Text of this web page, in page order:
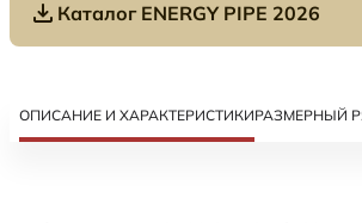
Каталог ENERGY PIPE 2026
ОПИСАНИЕ И ХАРАКТЕРИСТИКИРАЗМЕРНЫЙ